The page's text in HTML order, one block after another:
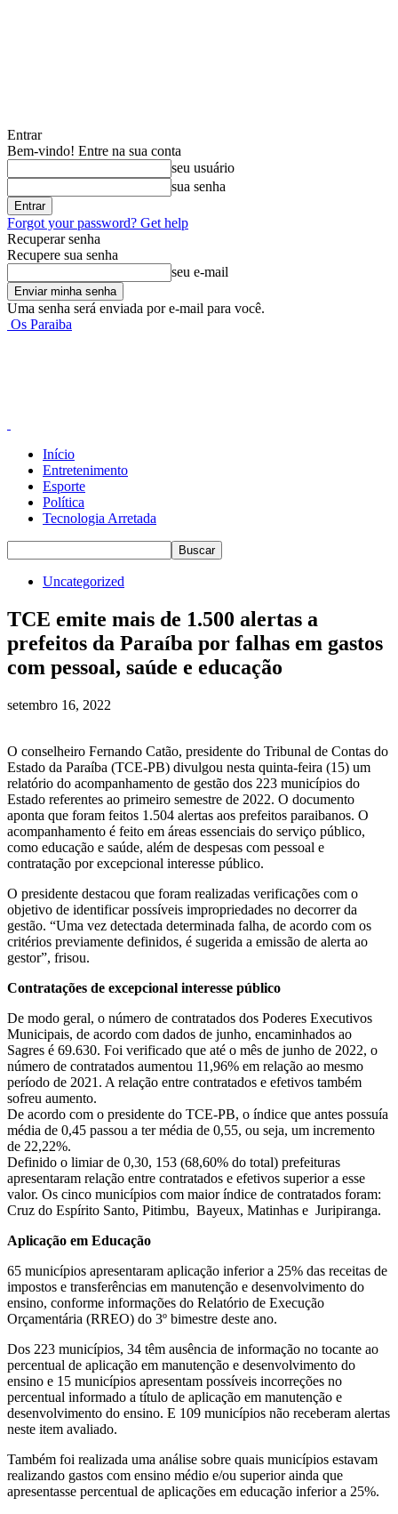
Entrar
Bem-vindo! Entre na sua conta
seu usuário
sua senha
Forgot your password? Get help
Recuperar senha
Recupere sua senha
seu e-mail
Uma senha será enviada por e-mail para você.
Os Paraiba
Início
Entretenimento
Esporte
Política
Tecnologia Arretada
Uncategorized
TCE emite mais de 1.500 alertas a
prefeitos da Paraíba por falhas em gastos
com pessoal, saúde e educação
setembro 16, 2022
O conselheiro Fernando Catão, presidente do Tribunal de Contas do
Estado da Paraíba (TCE-PB) divulgou nesta quinta-feira (15) um
relatório do acompanhamento de gestão dos 223 municípios do
Estado referentes ao primeiro semestre de 2022. O documento
aponta que foram feitos 1.504 alertas aos prefeitos paraibanos. O
acompanhamento é feito em áreas essenciais do serviço público,
como educação e saúde, além de despesas com pessoal e
contratação por excepcional interesse público.
O presidente destacou que foram realizadas verificações com o
objetivo de identificar possíveis impropriedades no decorrer da
gestão. “Uma vez detectada determinada falha, de acordo com os
critérios previamente definidos, é sugerida a emissão de alerta ao
gestor”, frisou.
Contratações de excepcional interesse público
De modo geral, o número de contratados dos Poderes Executivos
Municipais, de acordo com dados de junho, encaminhados ao
Sagres é 69.630. Foi verificado que até o mês de junho de 2022, o
número de contratados aumentou 11,96% em relação ao mesmo
período de 2021. A relação entre contratados e efetivos também
sofreu aumento.
De acordo com o presidente do TCE-PB, o índice que antes possuía
média de 0,45 passou a ter média de 0,55, ou seja, um incremento
de 22,22%.
Definido o limiar de 0,30, 153 (68,60% do total) prefeituras
apresentaram relação entre contratados e efetivos superior a esse
valor. Os cinco municípios com maior índice de contratados foram:
Cruz do Espírito Santo, Pitimbu, Bayeux, Matinhas e Juripiranga.
Aplicação em Educação
65 municípios apresentaram aplicação inferior a 25% das receitas de
impostos e transferências em manutenção e desenvolvimento do
ensino, conforme informações do Relatório de Execução
Orçamentária (RREO) do 3º bimestre deste ano.
Dos 223 municípios, 34 têm ausência de informação no tocante ao
percentual de aplicação em manutenção e desenvolvimento do
ensino e 15 municípios apresentam possíveis incorreções no
percentual informado a título de aplicação em manutenção e
desenvolvimento do ensino. E 109 municípios não receberam alertas
neste item avaliado.
Também foi realizada uma análise sobre quais municípios estavam
realizando gastos com ensino médio e/ou superior ainda que
apresentasse percentual de aplicações em educação inferior a 25%.